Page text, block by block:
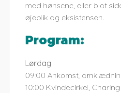
med hønsene, eller blot
øjeblik og eksistensen.
Program:
Lørdag
09:00 Ankomst,
10:00 Kvindecirkel,